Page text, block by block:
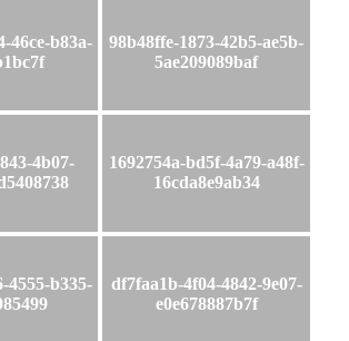
46ce-b83a-
98b48ffe-1873-42b5-ae5b-
5ae209089baf
4b07-
1692754a-bd5f-4a79-a48f-
16cda8e9ab34
4555-b335-
df7faa1b-4f04-4842-9e07-
e0e678887b7f